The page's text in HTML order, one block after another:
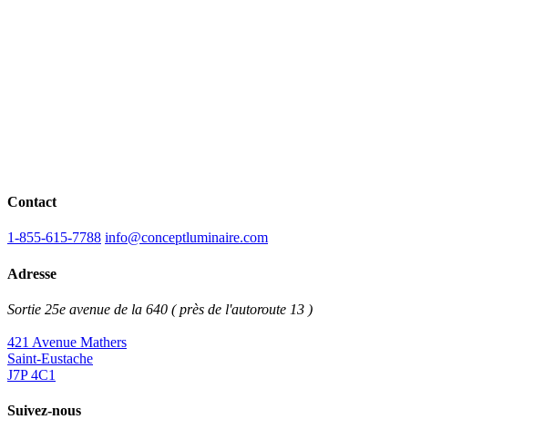
Contact
1-855-615-7788 info@conceptluminaire.com
Adresse
Sortie 25e avenue de la 640 ( près de l'autoroute 13 )
421 Avenue Mathers
Saint-Eustache
J7P 4C1
Suivez-nous